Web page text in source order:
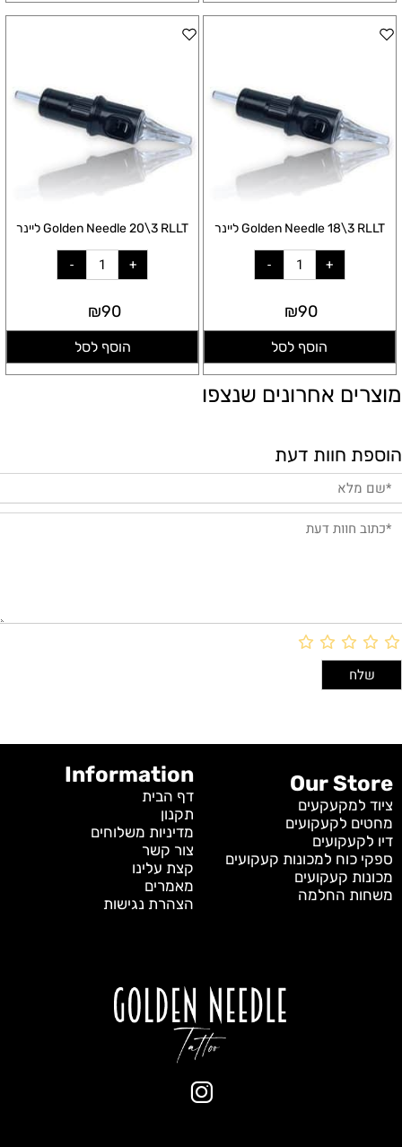
Golden Needle 18\3 RLLT ליינר
₪90
הוסף לסל
Golden Needle 20\3 RLLT ליינר
₪90
הוסף לסל
מוצרים אחרונים שנצפו
הוספת חוות דעת
Our Store
ציוד למקעקעים
מחטים לקעקועים
דיו לקעקועים
ספקי כוח למכונות קעקועים
מכונות קעקועים
משחות החלמה
Information
דף הבית
תקנון
מדיניות משלוחים
צור קשר
קצת עלינו
מאמרים
הצהרת נגישות